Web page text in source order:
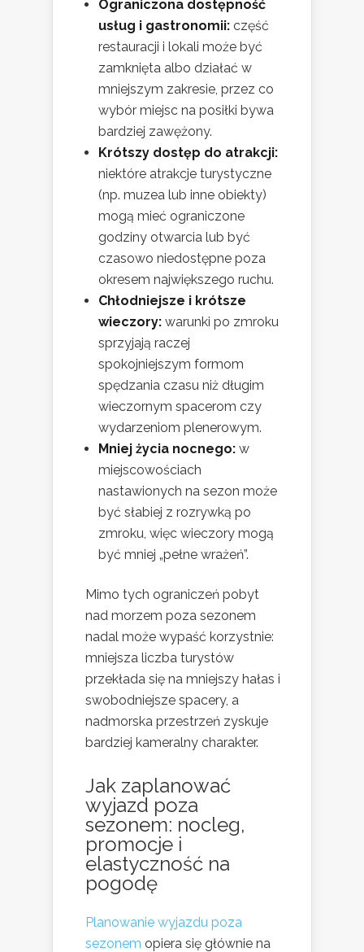
Ograniczona dostępność
usług i gastronomii: część
restauracji i lokali może być
zamknięta albo działać w
mniejszym zakresie, przez co
wybór miejsc na posiłki bywa
bardziej zawężony.
Krótszy dostęp do atrakcji:
niektóre atrakcje turystyczne
(np. muzea lub inne obiekty)
mogą mieć ograniczone
godziny otwarcia lub być
czasowo niedostępne poza
okresem największego ruchu.
Chłodniejsze i krótsze
wieczory: warunki po zmroku
sprzyjają raczej
spokojniejszym formom
spędzania czasu niż długim
wieczornym spacerom czy
wydarzeniom plenerowym.
Mniej życia nocnego: w
miejscowościach
nastawionych na sezon może
być słabiej z rozrywką po
zmroku, więc wieczory mogą
być mniej „pełne wrażeń”.
Mimo tych ograniczeń pobyt
nad morzem poza sezonem
nadal może wypaść korzystnie:
mniejsza liczba turystów
przekłada się na mniejszy hałas i
swobodniejsze spacery, a
nadmorska przestrzeń zyskuje
bardziej kameralny charakter.
Jak zaplanować
wyjazd poza
sezonem: nocleg,
promocje i
elastyczność na
pogodę
Planowanie wyjazdu poza
sezonem opiera się głównie na